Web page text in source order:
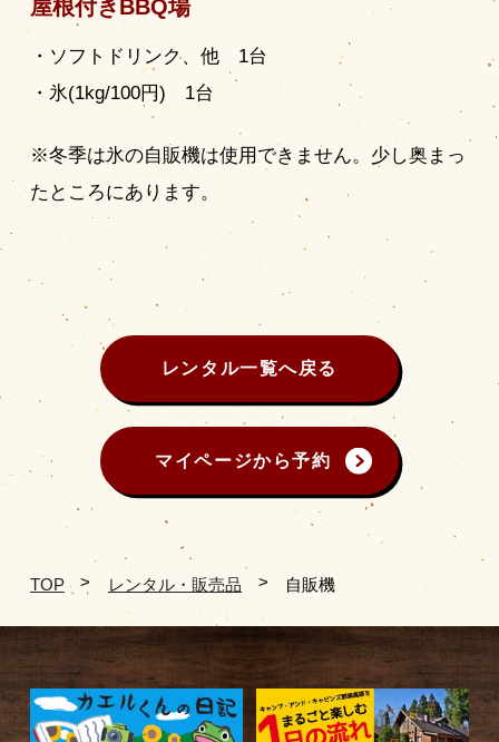
屋根付きBBQ場
・ソフトドリンク、他 1台
・氷(1kg/100円) 1台
※冬季は氷の自販機は使用できません。少し奥まっ
たところにあります。
レンタル一覧へ戻る
マイページから予約
TOP レンタル・販売品 自販機